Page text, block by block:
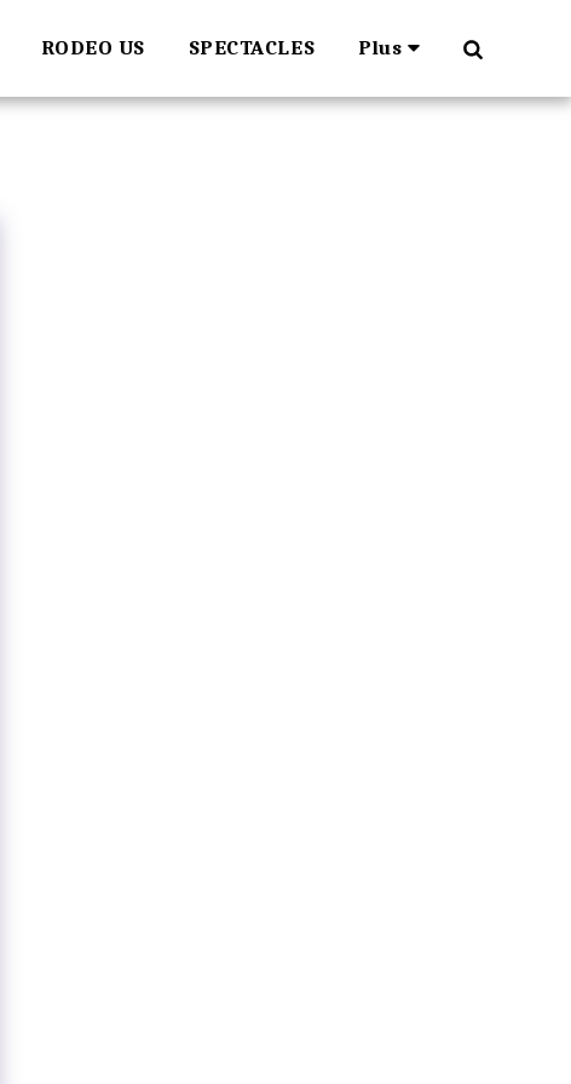
RODEO US SPECTACLES Plus